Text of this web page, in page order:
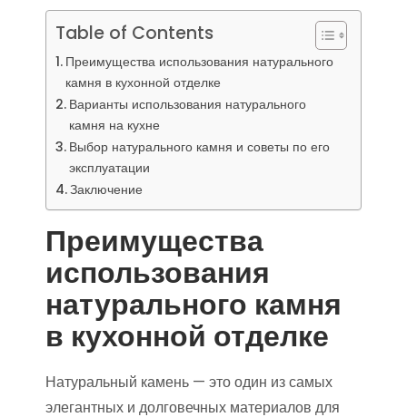
Table of Contents
Преимущества использования натурального
камня в кухонной отделке
Варианты использования натурального
камня на кухне
Выбор натурального камня и советы по его
эксплуатации
Заключение
Преимущества
использования
натурального камня
в кухонной отделке
Натуральный камень — это один из самых
элегантных и долговечных материалов для